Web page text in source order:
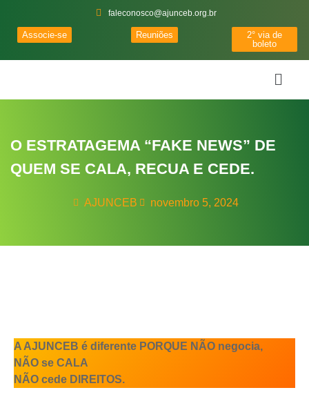
faleconosco@ajunceb.org.br
Associe-se Reuniões
2° via de
boleto
O ESTRATAGEMA “FAKE NEWS” DE
QUEM SE CALA, RECUA E CEDE.
AJUNCEB novembro 5, 2024
A AJUNCEB é diferente PORQUE NÃO negocia,
NÃO se CALA
NÃO cede DIREITOS.